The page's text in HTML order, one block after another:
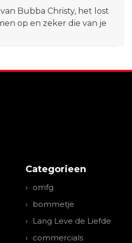
Bubba Christy, het lost
op en zeker die van je
Categorieen
omfg
bommetje
Lang Leve de Liefde
commercials